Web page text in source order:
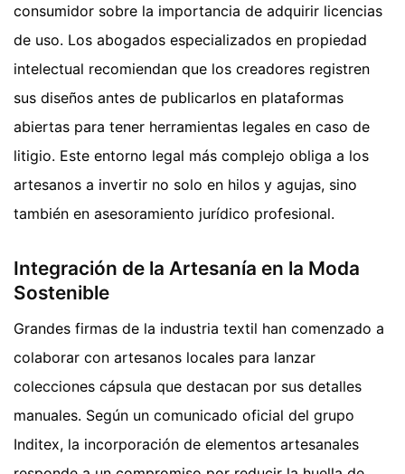
consumidor sobre la importancia de adquirir licencias
de uso. Los abogados especializados en propiedad
intelectual recomiendan que los creadores registren
sus diseños antes de publicarlos en plataformas
abiertas para tener herramientas legales en caso de
litigio. Este entorno legal más complejo obliga a los
artesanos a invertir no solo en hilos y agujas, sino
también en asesoramiento jurídico profesional.
Integración de la Artesanía en la Moda
Sostenible
Grandes firmas de la industria textil han comenzado a
colaborar con artesanos locales para lanzar
colecciones cápsula que destacan por sus detalles
manuales. Según un comunicado oficial del grupo
Inditex, la incorporación de elementos artesanales